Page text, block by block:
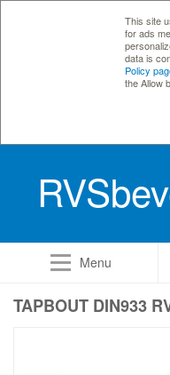
This site
for ads
data is
Policy
the Allow
Menu
TAPBOUT DIN933